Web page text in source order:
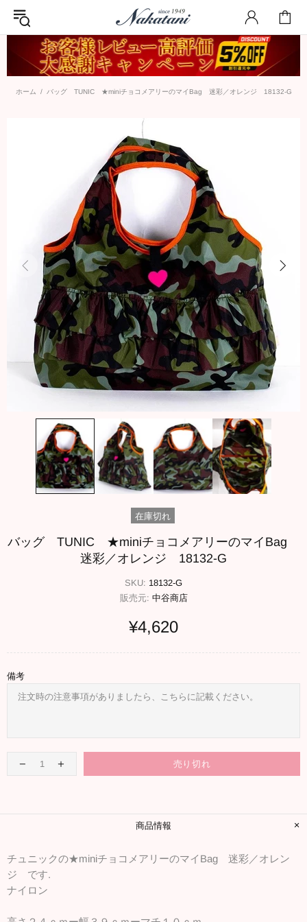
ホーム バッグ TUNIC ★miniチョコメアリーのマイBag 迷彩／オレンジ 18132-G
在庫切れ
バッグ TUNIC ★miniチョコメアリーのマイBag
迷彩／オレンジ 18132-G
SKU: 18132-G
販売元: 中谷商店
¥4,620
備考
売り切れ
商品情報
チュニックの★miniチョコメアリーのマイBag 迷彩／オレン
ジ です.
ナイロン